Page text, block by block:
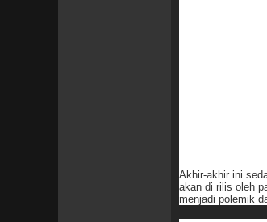
Akhir-akhir ini
akan di rilis oleh
menjadi polemik